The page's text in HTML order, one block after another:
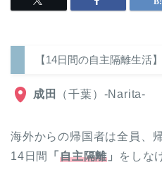
【14日間の自主隔離生活
成田 （千葉）-Narita-
海外からの帰国者は全員、
14日間
「自主隔離 」 をしな